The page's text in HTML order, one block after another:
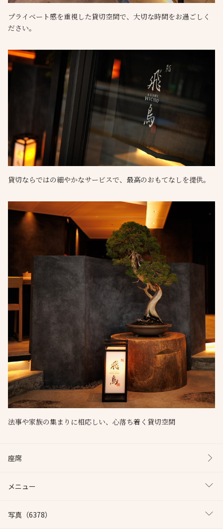
プライベート感を重視した貸切空間で、大切な時間をお過ごしく
ださい。
貸切ならではの細やかなサービスで、最高のおもてなしを提供。
法事や家族の集まりに相応しい、心落ち着く貸切空間
座席
メニュー
写真 （6378）